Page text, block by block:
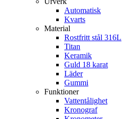
Automatisk
Kvarts
Material
Rostfritt stål 316L
Titan
Keramik
Guld 18 karat
Läder
Gummi
Funktioner
Vattentålighet
Kronograf